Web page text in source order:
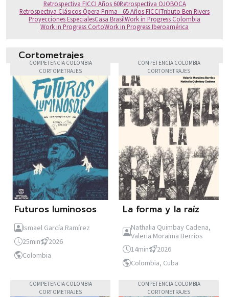
Retrospectiva FICCI Años 60Retrospectiva OJOBOCA
Retrospectiva Clásicos Ópera Prima - 65 Años FICCITributo Ben Rivers
Proyecciones EspecialesCasa BrasilWork in Progress Colombia
Work in Progress CortoWork in Progress Iberoamérica
Cortometrajes
COMPETENCIA COLOMBIA
CORTOMETRAJES
Futuros luminosos
Ismael García Ramírez
25min
2026
Colombia
COMPETENCIA COLOMBIA
CORTOMETRAJES
La forma y la raíz
Nathalia Quimbay Cadena,
Valeria Moraima Berríos
14min
2026
Colombia, Cuba
COMPETENCIA COLOMBIA
CORTOMETRAJES
COMPETENCIA COLOMBIA
CORTOMETRAJES